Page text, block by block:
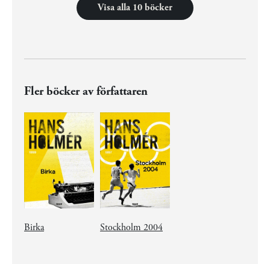
Visa alla 10 böcker
Fler böcker av författaren
Birka Stockholm 2004